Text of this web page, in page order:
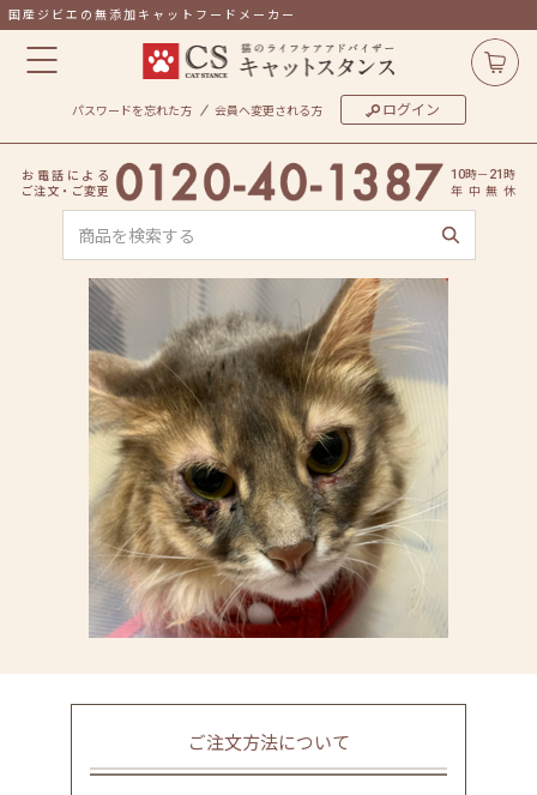
国産ジビエの無添加キャットフードメーカー
パスワードを忘れた方 会員へ変更される方 ログイン
お 電話 に よ る
ご注文 ・ ご変更
10時－21 時
年 中 無 休
ご注文方法について